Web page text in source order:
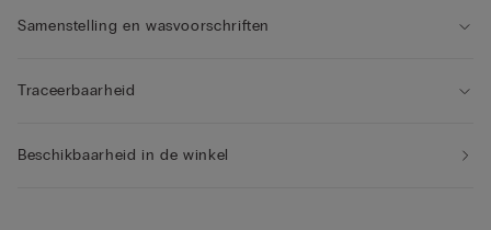
Samenstelling en wasvoorschriften
Traceerbaarheid
Beschikbaarheid in de winkel